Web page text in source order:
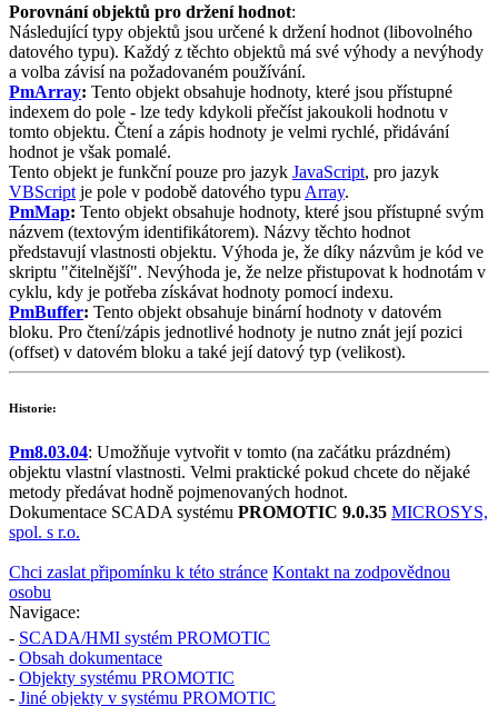
Porovnání objektů pro držení hodnot:
Následující typy objektů jsou určené k držení hodnot (libovolného
datového typu). Každý z těchto objektů má své výhody a nevýhody
a volba závisí na požadovaném používání.
PmArray: Tento objekt obsahuje hodnoty, které jsou přístupné
indexem do pole - lze tedy kdykoli přečíst jakoukoli hodnotu v
tomto objektu. Čtení a zápis hodnoty je velmi rychlé, přidávání
hodnot je však pomalé.
Tento objekt je funkční pouze pro jazyk JavaScript, pro jazyk
VBScript je pole v podobě datového typu Array.
PmMap: Tento objekt obsahuje hodnoty, které jsou přístupné svým
názvem (textovým identifikátorem). Názvy těchto hodnot
představují vlastnosti objektu. Výhoda je, že díky názvům je kód ve
skriptu "čitelnější". Nevýhoda je, že nelze přistupovat k hodnotám v
cyklu, kdy je potřeba získávat hodnoty pomocí indexu.
PmBuffer: Tento objekt obsahuje binární hodnoty v datovém
bloku. Pro čtení/zápis jednotlivé hodnoty je nutno znát její pozici
(offset) v datovém bloku a také její datový typ (velikost).
Historie:
Pm8.03.04: Umožňuje vytvořit v tomto (na začátku prázdném)
objektu vlastní vlastnosti. Velmi praktické pokud chcete do nějaké
metody předávat hodně pojmenovaných hodnot.
Dokumentace SCADA systému PROMOTIC 9.0.35 MICROSYS,
spol. s r.o.
Chci zaslat připomínku k této stránce Kontakt na zodpovědnou
osobu
Navigace:
- SCADA/HMI systém PROMOTIC
- Obsah dokumentace
- Objekty systému PROMOTIC
- Jiné objekty v systému PROMOTIC